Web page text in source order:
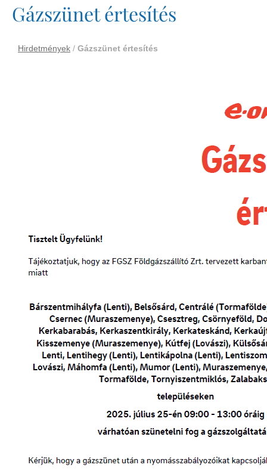
Gázszünet értesítés
Hirdetmények / Gázszünet értesítés